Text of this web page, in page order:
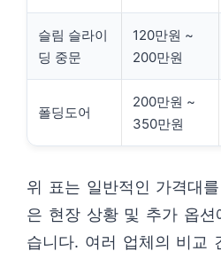
슬림 슬라이
딩 중문
120만원 ~
200만원
폴딩도어
200만원 ~
350만원
위 표는 일반적인 가격대
은 현장 상황 및 추가 옵
습니다. 여러 업체의 비교